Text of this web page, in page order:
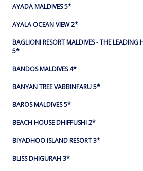
AYADA MALDIVES 5*
AYALA OCEAN VIEW 2*
BAGLIONI RESORT MALDIVES - THE LEADING
5*
BANDOS MALDIVES 4*
BANYAN TREE VABBINFARU 5*
BAROS MALDIVES 5*
BEACH HOUSE DHIFFUSHI 2*
BIYADHOO ISLAND RESORT 3*
BLISS DHIGURAH 3*